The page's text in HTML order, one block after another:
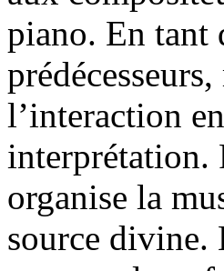
piano. En tant
l’interaction
interprétation.
organise la
source divine.